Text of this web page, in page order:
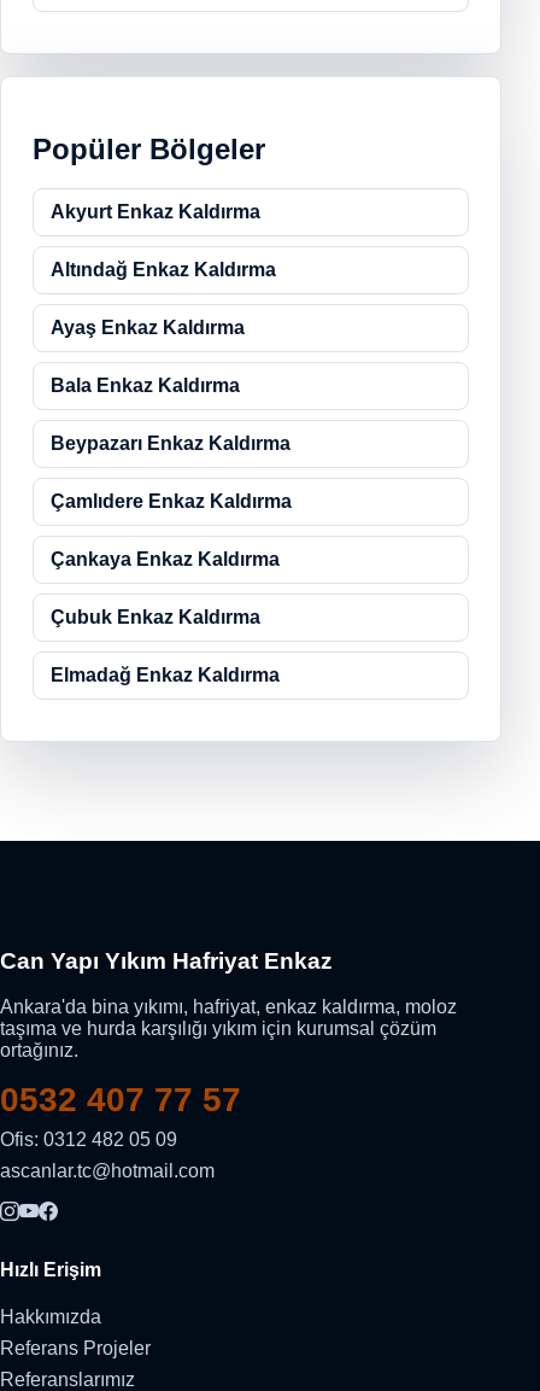
Popüler Bölgeler
Akyurt Enkaz Kaldırma
Altındağ Enkaz Kaldırma
Ayaş Enkaz Kaldırma
Bala Enkaz Kaldırma
Beypazarı Enkaz Kaldırma
Çamlıdere Enkaz Kaldırma
Çankaya Enkaz Kaldırma
Çubuk Enkaz Kaldırma
Elmadağ Enkaz Kaldırma
Can Yapı Yıkım Hafriyat Enkaz
Ankara'da bina yıkımı, hafriyat, enkaz kaldırma, moloz
taşıma ve hurda karşılığı yıkım için kurumsal çözüm
ortağınız.
0532 407 77 57
Ofis: 0312 482 05 09
ascanlar.tc@hotmail.com
Hızlı Erişim
Hakkımızda
Referans Projeler
Referanslarımız